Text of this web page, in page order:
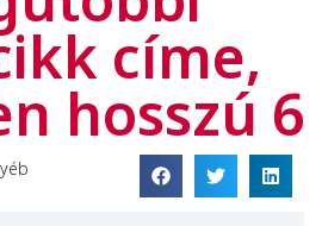
címe,
hosszú 6